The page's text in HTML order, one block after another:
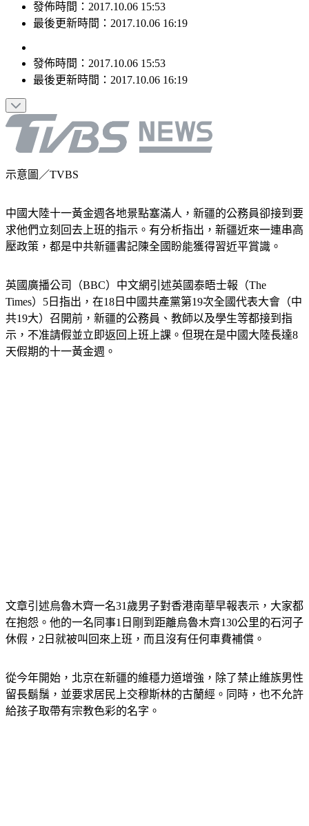
發佈時間：2017.10.06 15:53
發佈時間：2017.10.06 15:53
中國大陸十一黃金週各地景點塞滿人，新疆的公務員卻接到要
求他們立刻回去上班的指示。有分析指出，新疆近來一連串高
英國廣播公司（BBC）中文網引述英國泰晤士報（The
Times）5日指出，在18日中國共產黨第19次全國代表大會（中
共19大）召開前，新疆的公務員、教師以及學生等都接到指
示，不准請假並立即返回上班上課。但現在是中國大陸長達8
文章引述烏魯木齊一名31歲男子對香港南華早報表示，大家都
在抱怨。他的一名同事1日剛到距離烏魯木齊130公里的石河子
從今年開始，北京在新疆的維穩力道增強，除了禁止維族男性
留長鬍鬚，並要求居民上交穆斯林的古蘭經。同時，也不允許